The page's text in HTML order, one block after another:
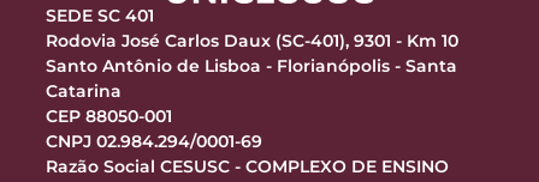
SEDE SC 401
Rodovia José Carlos Daux (SC-401), 9301 - Km 10
Santo Antônio de Lisboa - Florianópolis - Santa
Catarina
CEP 88050-001
CNPJ 02.984.294/0001-69
Razão Social CESUSC - COMPLEXO DE ENSINO